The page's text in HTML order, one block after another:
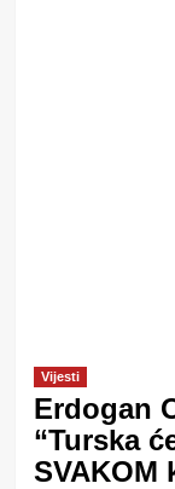
Vijesti
Erdogan
“Turska
SVAKOM